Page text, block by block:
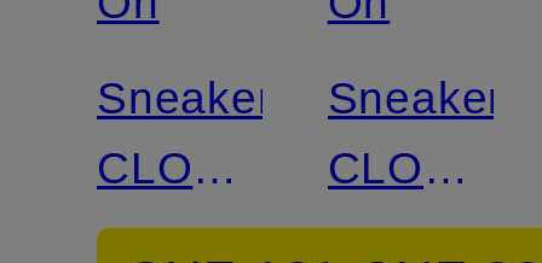
Sneaker
CLOUD
6
Sneaker
CLOUD
6 WP